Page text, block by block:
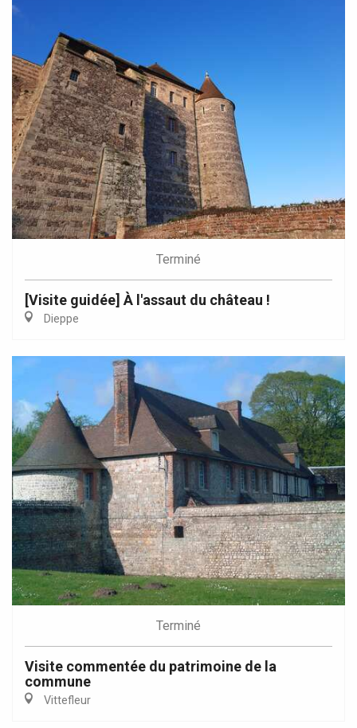
Terminé
[Visite guidée] À l'assaut du château !
Dieppe
Terminé
Visite commentée du patrimoine de la
commune
Vittefleur